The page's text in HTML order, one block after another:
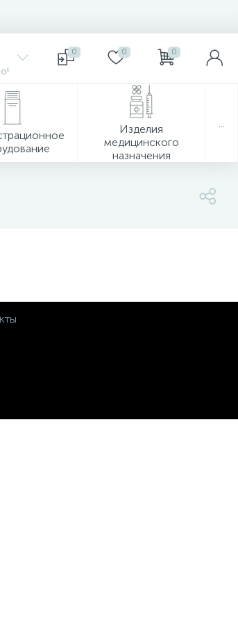
0 0 0
Изделия
медицинского
назначения